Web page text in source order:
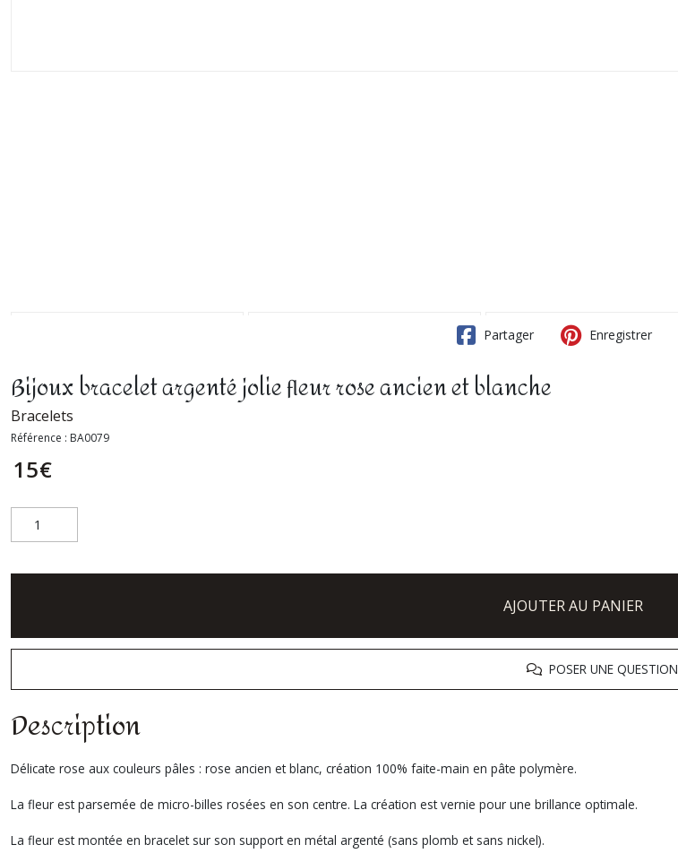
Partager Enregistrer
Bijoux bracelet argenté jolie fleur rose ancien et blanche
Bracelets
Référence : BA0079
15€
AJOUTER AU PANIER
POSER UNE QUESTION
Description
Délicate rose aux couleurs pâles : rose ancien et blanc, création 100% faite-main en pâte polymère.
La fleur est parsemée de micro-billes rosées en son centre. La création est vernie pour une brillance optimale.
La fleur est montée en bracelet sur son support en métal argenté (sans plomb et sans nickel).